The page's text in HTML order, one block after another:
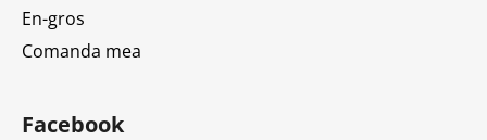
En-gros
Comanda mea
Facebook